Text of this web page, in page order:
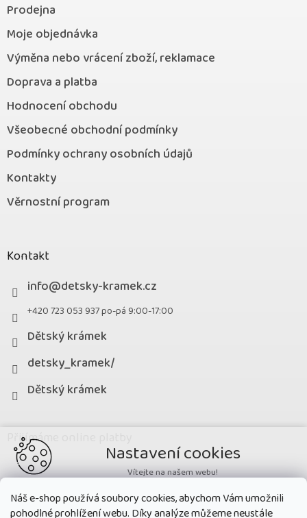
Náš e-shop používá soubory cookies, abychom Vám umožnili
pohodlné prohlížení webu. Díky analýze můžeme neustále
Prodejna
Moje objednávka
Výměna nebo vrácení zboží, reklamace
Doprava a platba
Hodnocení obchodu
Všeobecné obchodní podmínky
Podmínky ochrany osobních údajů
Kontakty
Věrnostní program
Kontakt
info@detsky-kramek.cz
+420 723 053 937 po-pá 9:00-17:00
Dětský krámek
detsky_kramek/
Dětský krámek
Přijímáme online platby
Nastavení cookies
Vítejte na našem webu!
Potřebujeme nastavit cookies a související technologie, aby
zobrazovaný obsah odpovídal vašim potřebám a vy na webu nalezli
přesně to, co potřebujete. Soubory cookies používané na našem webu